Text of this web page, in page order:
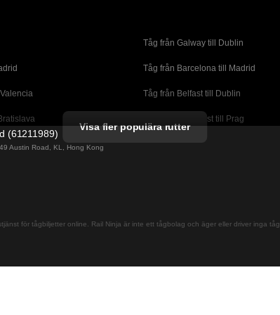
Tåg från Galway till Dublin
Tåg från Barcelona till Madrid
Tåg från Belfast till Dublin
Tåg från Budapest till Prag
Tåg från Lissabon till Madrid
Visa fler populära rutter
(61211989)
Austin Road, KL, Hong Kong
för tågbiljetter online. Rail Ninja är inte ett tågbolag och äger eller driver inga tåg.